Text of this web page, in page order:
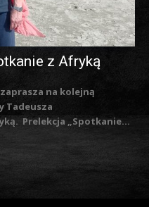
z Afryką
na kolejną
Tadeusza
Zarzyckiego pt. Spotkanie z Afryką. Prelekcja „Spotkanie...